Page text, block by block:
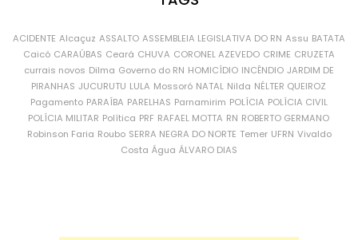
ACIDENTE Alcaçuz ASSALTO ASSEMBLEIA LEGISLATIVA DO RN Assu BATATA
Caicó CARAÚBAS Ceará CHUVA CORONEL AZEVEDO CRIME CRUZETA
currais novos Dilma Governo do RN HOMICÍDIO INCÊNDIO JARDIM DE
PIRANHAS JUCURUTU LULA Mossoró NATAL Nilda NÉLTER QUEIROZ
Pagamento PARAÍBA PARELHAS Parnamirim POLÍCIA POLÍCIA CIVIL
POLÍCIA MILITAR Política PRF RAFAEL MOTTA RN ROBERTO GERMANO
Robinson Faria Roubo SERRA NEGRA DO NORTE Temer UFRN Vivaldo
Costa Água ÁLVARO DIAS